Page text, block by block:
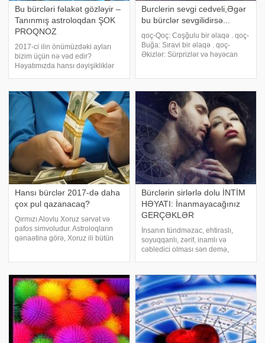
Bu bürcləri fəlakət gözləyir –
Tanınmış astroloqdan ŞOK
PROQNOZ
2017-ci ilin önümüzdəki ayları
bizim üçün nə vəd edir?
Həyatımızda hansı dəyişikliklər
ekstrasens Lamiyyə İsmayılova
cavab verir. Parapisxoloq 2017-ci
ilin 28 yanvarında
Burclerin sevgi cedveli,Əgər
bu bürclər sevgilidirsə...
qoç-Qoç: Coşğulu bir əlaqə . qoç-
Buğa: Sıravi bir əlaqə . qoç-
Əkizlər: Sürprizlər və həyəcan
Aydın olmaz və sıravi . qoç-Tərəzi
Hansı bürclər 2017-də daha
çox pul qazanacaq?
Qırmızı Alovlu Xoruz sərvət və
pafos simvoludur. Astroloqların
qənaətinə görə, Xoruz ili bütün
iqtidarındadır, yalnız düzgün
yanaşman
Bürclərin sirlərlə dolu İNTİM
HƏYATI: İnanmayacağınız
GERÇƏKLƏR
İnsanın tündməzac, ehtiraslı,
soyuqqanlı, zərif, inamlı və
cəbledici olması sən demə,
olduğunu öyrənmək üçün -ın bu
məqaləsinə nəzər salın. Qoç. Od
ünsürünə aid olan Qoçları